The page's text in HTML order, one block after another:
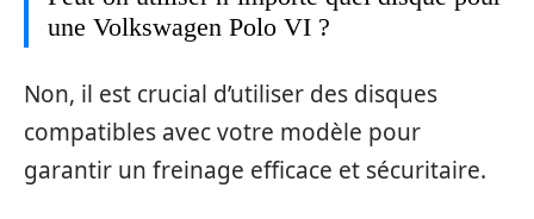
une Volkswagen Polo VI ?
Non, il est crucial d’utiliser des disques
compatibles avec votre modèle pour
garantir un freinage efficace et sécuritaire.